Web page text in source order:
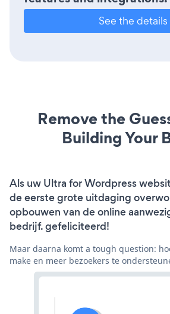
See the details
Remove the
Building Your
Als uw Ultra for Wordpress
de eerste grote uitdaging
opbouwen van de online
bedrijf. gefeliciteerd!
Maar daarna komt a tough question:
make en meer bezoekers te